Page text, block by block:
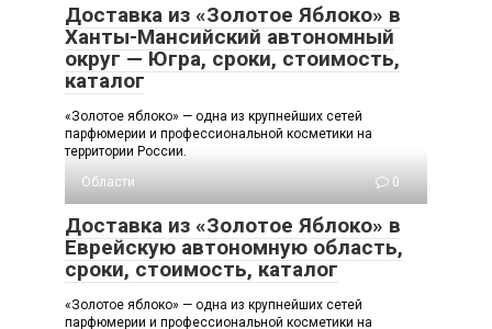
Доставка из «Золотое Яблоко» в
Ханты-Мансийский автономный
округ — Югра, сроки, стоимость,
каталог
«Золотое яблоко» — одна из крупнейших сетей
парфюмерии и профессиональной косметики на
территории России.
Области
0
Доставка из «Золотое Яблоко» в
Еврейскую автономную область,
сроки, стоимость, каталог
«Золотое яблоко» — одна из крупнейших сетей
парфюмерии и профессиональной косметики на